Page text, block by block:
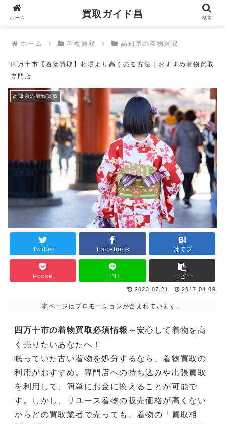
買取ガイド昌
ホーム 着物買取 高知県の着物買取
四万十市【着物買取】相場より高く売る方法｜おすすめ着物買取
専門店
高知県の着物買取
Twitter Facebook はてブ
Pocket LINE コピー
2023.07.21 2017.04.09
本ページはプロモーションが含まれています。
四万十市の着物買取必須情報～安心して着物を高
く売りたいあなたへ！
眠っていた古い着物を処分するなら、着物買取の
利用がおすすめ。専門店への持ち込みや出張買取
を利用して、簡単にお金に換えることが可能で
す。しかし、リユース着物の販売価格が高くない
からどの買取業者で売っても、着物の「買取相
ホーム 買取ガイド昌 検索